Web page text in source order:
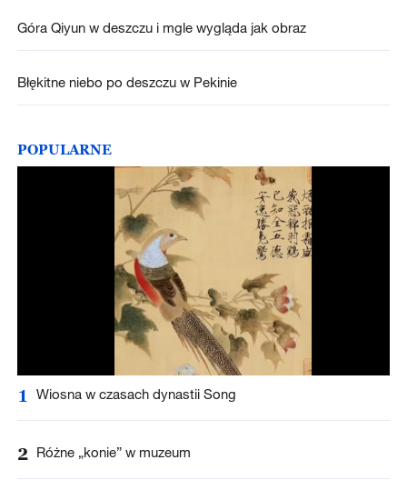
Góra Qiyun w deszczu i mgle wygląda jak obraz
Błękitne niebo po deszczu w Pekinie
POPULARNE
1 Wiosna w czasach dynastii Song
2 Różne „konie” w muzeum